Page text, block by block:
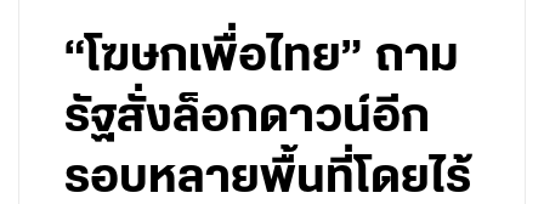
“โฆษกเพื่อไทย” ถาม
รัฐสั่งล็อกดาวน์อีก
รอบหลายพื้นที่โดยไร้